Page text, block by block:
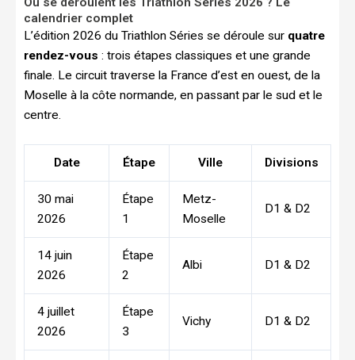
calendrier complet
L’édition 2026 du Triathlon Séries se déroule sur quatre
rendez-vous : trois étapes classiques et une grande
finale. Le circuit traverse la France d’est en ouest, de la
Moselle à la côte normande, en passant par le sud et le
centre.
Date Étape Ville Divisions
30 mai
2026
Étape
1
Metz-
Moselle
D1 & D2
14 juin
2026
Étape
2
Albi D1 & D2
4 juillet
2026
Étape
3
Vichy D1 & D2